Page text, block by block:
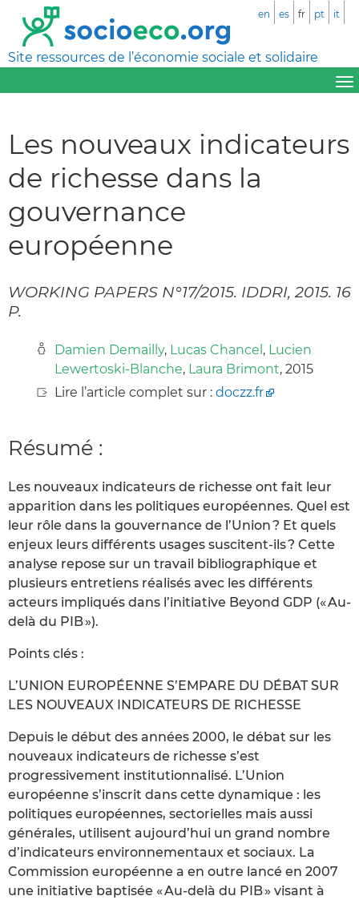
Site ressources de l’économie sociale et solidaire
en es fr pt it
Les nouveaux indicateurs
de richesse dans la
gouvernance
européenne
WORKING PAPERS N°17/2015. IDDRI, 2015. 16
P.
Damien Demailly, Lucas Chancel , Lucien
Lewertoski-Blanche, Laura Brimont, 2015
Lire l’article complet sur : doczz.fr
Résumé :
Les nouveaux indicateurs de richesse ont fait leur
apparition dans les politiques européennes. Quel est
leur rôle dans la gouvernance de l’Union ? Et quels
enjeux leurs différents usages suscitent-ils ? Cette
analyse repose sur un travail bibliographique et
plusieurs entretiens réalisés avec les différents
acteurs impliqués dans l’initiative Beyond GDP (« Au-
delà du PIB »).
Points clés :
L’UNION EUROPÉENNE S’EMPARE DU DÉBAT SUR
LES NOUVEAUX INDICATEURS DE RICHESSE
Depuis le début des années 2000, le débat sur les
nouveaux indicateurs de richesse s’est
progressivement institutionnalisé. L’Union
européenne s’inscrit dans cette dynamique : les
politiques européennes, sectorielles mais aussi
générales, utilisent aujourd’hui un grand nombre
d’indicateurs environnementaux et sociaux. La
Commission européenne a en outre lancé en 2007
une initiative baptisée « Au-delà du PIB » visant à